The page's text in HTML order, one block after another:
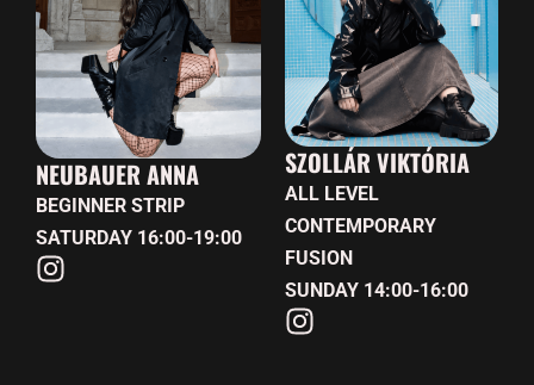
NEUBAUER ANNA
BEGINNER STRIP
SATURDAY 16:00-19:00
SZOLLÁR VIKTÓRIA
ALL LEVEL
CONTEMPORARY
FUSION
SUNDAY 14:00-16:00